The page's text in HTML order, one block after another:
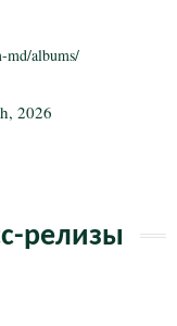
md/albums/
2026
релизы